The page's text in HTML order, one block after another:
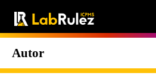
Autor